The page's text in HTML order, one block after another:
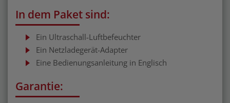
In dem Paket sind:
Ein Ultraschall-Luftbefeuchter
Ein Netzladegerät-Adapter
Eine Bedienungsanleitung in Englisch
Garantie: